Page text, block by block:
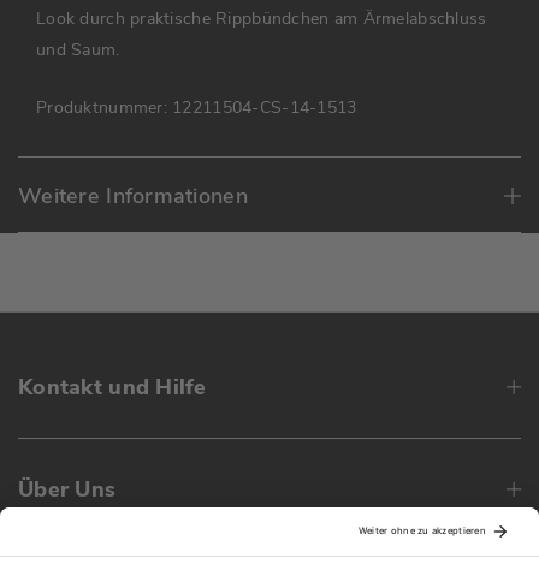
Look durch praktische Rippbündchen am Ärmelabschluss
und Saum.
Produktnummer: 12211504-CS-14-1513
Weitere Informationen
Kontakt und Hilfe
Über Uns